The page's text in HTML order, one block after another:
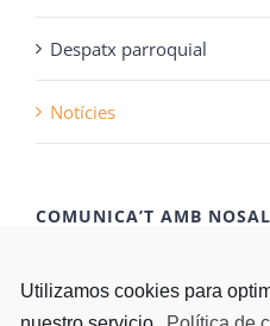
Utilizamos cookies para
Despatx parroquial
Notícies
COMUNICA’T AMB
CONTACTA'NS